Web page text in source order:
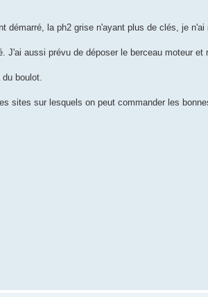
démarré, la ph2 grise n'ayant plus de clés, je n'ai
aussi prévu de déposer le berceau moteur et
boulot.
sites sur lesquels on peut commander les